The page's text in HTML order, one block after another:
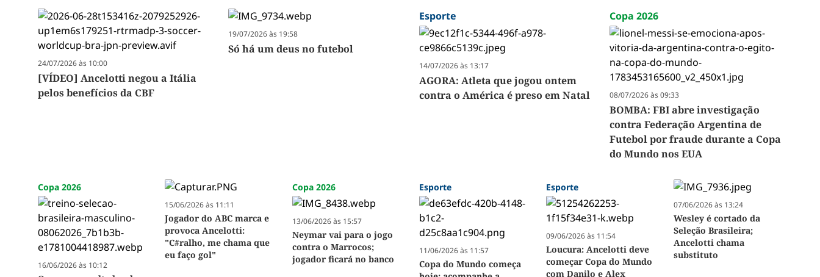
24/07/2026 às 10:00
[VÍDEO] Ancelotti negou a Itália
pelos benefícios da CBF
19/07/2026 às 19:58
Só há um deus no futebol
Esporte
14/07/2026 às 13:17
AGORA: Atleta que jogou ontem
contra o América é preso em Natal
Copa 2026
08/07/2026 às 09:33
BOMBA: FBI abre investigação
contra Federação Argentina de
Futebol por fraude durante a Copa
do Mundo nos EUA
Copa 2026
16/06/2026 às 10:12
15/06/2026 às 11:11
Jogador do ABC marca e
provoca Ancelotti:
"C#ralho, me chama que
eu faço gol"
Copa 2026
13/06/2026 às 15:57
Neymar vai para o jogo
contra o Marrocos;
jogador ficará no banco
Esporte
11/06/2026 às 11:57
Copa do Mundo começa
Esporte
09/06/2026 às 11:54
Loucura: Ancelotti deve
começar Copa do Mundo
com Danilo e Alex
07/06/2026 às 13:24
Wesley é cortado da
Seleção Brasileira;
Ancelotti chama
substituto